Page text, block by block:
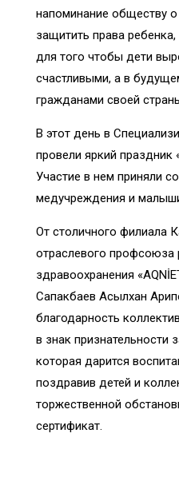
напоминание обществу
защитить права
для того чтобы дети
счастливыми, а в
гражданами своей
В этот день в
провели яркий праздник
Участие в нем приняли
медучреждения и
От столичного филиала
отраслевого профсоюза
здравоохранения
Сапакбаев Асылхан
благодарность
в знак признательности
которая дарится
поздравив детей и
торжественной
сертификат.